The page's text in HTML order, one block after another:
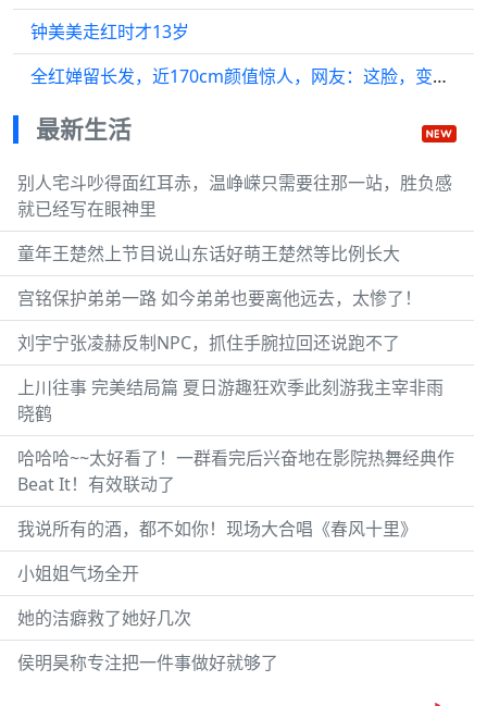
钟美美走红时才13岁
全红婵留长发，近170cm颜值惊人，网友：这脸，变化好大...
最新生活
别人宅斗吵得面红耳赤，温峥嵘只需要往那一站，胜负感
就已经写在眼神里
童年王楚然上节目说山东话好萌王楚然等比例长大
宫铭保护弟弟一路 如今弟弟也要离他远去，太惨了！
刘宇宁张凌赫反制NPC，抓住手腕拉回还说跑不了
上川往事 完美结局篇 夏日游趣狂欢季此刻游我主宰非雨
晓鹤
哈哈哈~~太好看了！一群看完后兴奋地在影院热舞经典作
Beat It！有效联动了
我说所有的酒，都不如你！现场大合唱《春风十里》
小姐姐气场全开
她的洁癖救了她好几次
侯明昊称专注把一件事做好就够了